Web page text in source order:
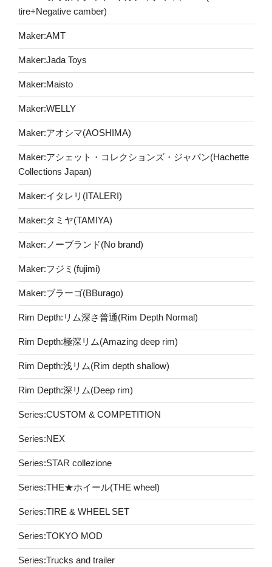
tire+Negative camber)
Maker:AMT
Maker:Jada Toys
Maker:Maisto
Maker:WELLY
Maker:アオシマ(AOSHIMA)
Maker:アシェット・コレクションズ・ジャパン(Hachette
Collections Japan)
Maker:イタレリ(ITALERI)
Maker:タミヤ(TAMIYA)
Maker:ノーブランド(No brand)
Maker:フジミ(fujimi)
Maker:ブラーゴ(BBurago)
Rim Depth:リム深さ普通(Rim Depth Normal)
Rim Depth:極深リム(Amazing deep rim)
Rim Depth:浅リム(Rim depth shallow)
Rim Depth:深リム(Deep rim)
Series:CUSTOM & COMPETITION
Series:NEX
Series:STAR collezione
Series:THE★ホイール(THE wheel)
Series:TIRE & WHEEL SET
Series:TOKYO MOD
Series:Trucks and trailer